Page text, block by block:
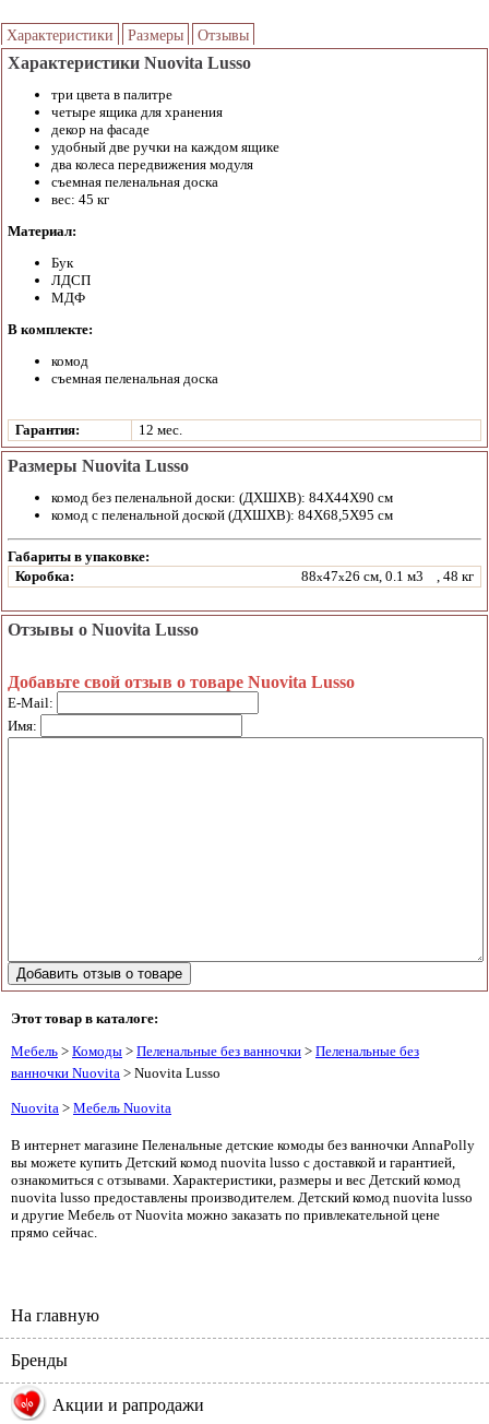
Характеристики Размеры Отзывы
Характеристики Nuovita Lusso
три цвета в палитре
четыре ящика для хранения
декор на фасаде
удобный две ручки на каждом ящике
два колеса передвижения модуля
съемная пеленальная доска
вес: 45 кг
Материал:
Бук
ЛДСП
МДФ
В комплекте:
комод
съемная пеленальная доска
Гарантия: 12 мес.
Размеры Nuovita Lusso
комод без пеленальной доски: (ДХШХВ): 84Х44Х90 см
комод с пеленальной доской (ДХШХВ): 84Х68,5Х95 см
Габариты в упаковке:
Коробка:
88x47x26 см, 0.1 м3 , 48 кг
Отзывы о Nuovita Lusso
Добавьте свой отзыв о товаре Nuovita Lusso
E-Mail:
Имя:
Этот товар в каталоге:
Мебель > Комоды > Пеленальные без ванночки > Пеленальные без
ванночки Nuovita > Nuovita Lusso
Nuovita > Мебель Nuovita
В интернет магазине Пеленальные детские комоды без ванночки AnnaPolly
вы можете купить Детский комод nuovita lusso с доставкой и гарантией,
ознакомиться с отзывами. Характеристики, размеры и вес Детский комод
nuovita lusso предоставлены производителем. Детский комод nuovita lusso
и другие Мебель от Nuovita можно заказать по привлекательной цене
прямо сейчас.
На главную
Бренды
% Акции и рапродажи